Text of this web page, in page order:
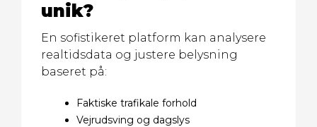
unik?
En sofistikeret platform kan analysere
realtidsdata og justere belysning
baseret på:
Faktiske trafikale forhold
Vejrudsving og dagslys